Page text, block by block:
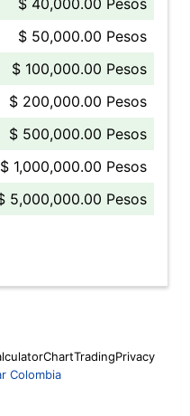
$ 40,000.00 Pesos
$ 50,000.00 Pesos
$ 100,000.00 Pesos
$ 200,000.00 Pesos
$ 500,000.00 Pesos
$ 1,000,000.00 Pesos
5,000,000.00 Pesos
ChartTradingPrivacy
Colombia